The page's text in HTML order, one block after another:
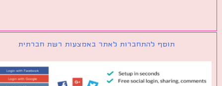
תוסף להתחברות לאתר באמצעות רשת חברתית